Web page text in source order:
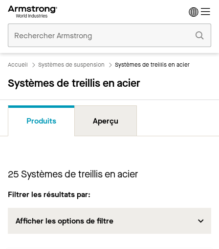
Plafonds
Commerciaux
Accueil Systèmes de suspension Systèmes de treillis en acier
Systèmes de treillis en acier
Produits Aperçu
25Systèmes de treillis en acier
Filtrer les résultats par:
Afficher les options de filtre